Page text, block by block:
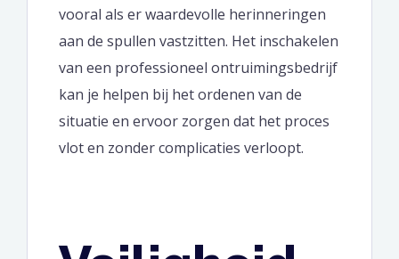
vooral als er waardevolle herinneringen
aan de spullen vastzitten. Het inschakelen
van een professioneel ontruimingsbedrijf
kan je helpen bij het ordenen van de
situatie en ervoor zorgen dat het proces
vlot en zonder complicaties verloopt.